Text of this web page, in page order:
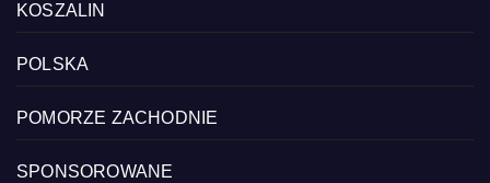
KOSZALIN
POLSKA
POMORZE ZACHODNIE
SPONSOROWANE